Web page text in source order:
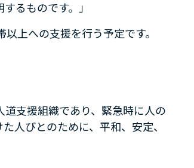
るものです。」
上への支援を行う予定です。
支援組織であり、緊急時に人の
人びとのために、平和、安定、